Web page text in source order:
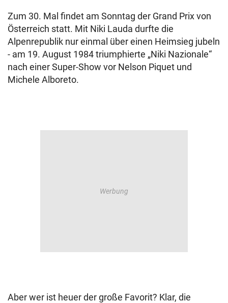
Zum 30. Mal findet am Sonntag der Grand Prix von
Österreich statt. Mit Niki Lauda durfte die
Alpenrepublik nur einmal über einen Heimsieg jubeln
- am 19. August 1984 triumphierte „Niki Nazionale“
nach einer Super-Show vor Nelson Piquet und
Michele Alboreto.
Aber wer ist heuer der große Favorit? Klar, die